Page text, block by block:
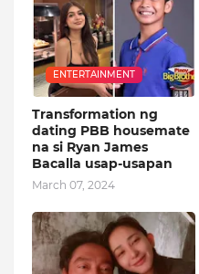
ENTERTAINMENT
Transformation ng
dating PBB housemate
na si Ryan James
Bacalla usap-usapan
March 07, 2024